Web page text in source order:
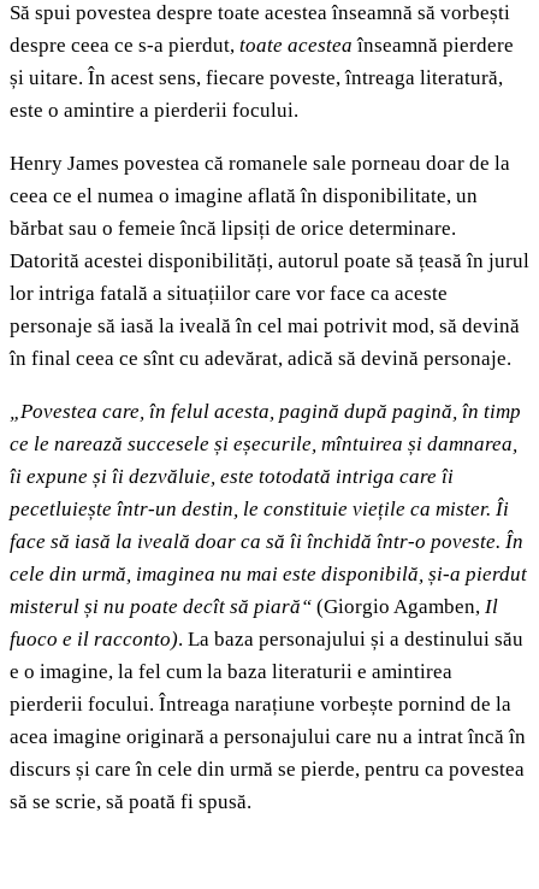
Să spui povestea despre toate acestea înseamnă să vorbești
despre ceea ce s-a pierdut, toate acesteaînseamnă pierdere
și uitare. În acest sens, fiecare poveste, întreaga literatură,
este o amintire a pierderii focului.
Henry James povestea că romanele sale porneau doar de la
ceea ce el numea o imagine aflată în disponibilitate, un
bărbat sau o femeie încă lipsiți de orice determinare.
Datorită acestei disponibilități, autorul poate să țeasă în jurul
lor intriga fatală a situațiilor care vor face ca aceste
personaje să iasă la iveală în cel mai potrivit mod, să devină
în final ceea ce sînt cu adevărat, adică să devină personaje.
„Povestea care, în felul acesta, pagină după pagină, în timp
ce le narează succesele și eșecurile, mîntuirea și damnarea,
îi expune și îi dezvăluie, este totodată intriga care îi
pecetluiește într-un destin, le constituie viețile ca mister. Îi
face să iasă la iveală doar ca să îi închidă într-o poveste. În
cele din urmă, imaginea nu mai este disponibilă, și-a pierdut
misterul și nu poate decît să piară“ (Giorgio Agamben, Il
fuoco e il racconto). La baza personajului și a destinului său
e o imagine, la fel cum la baza literaturii e amintirea
pierderii focului. Întreaga narațiune vorbește pornind de la
acea imagine originară a personajului care nu a intrat încă în
discurs și care în cele din urmă se pierde, pentru ca povestea
să se scrie, să poată fi spusă.